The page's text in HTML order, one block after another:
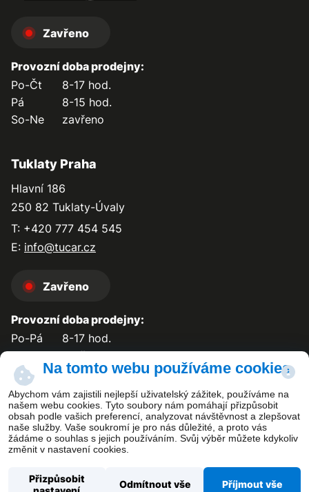
Na tomto webu používáme cookies
Abychom vám zajistili nejlepší uživatelský zážitek, používáme na
našem webu cookies. Tyto soubory nám pomáhají přizpůsobit
obsah podle vašich preferencí, analyzovat návštěvnost a zlepšovat
naše služby. Vaše soukromí je pro nás důležité, a proto vás
žádáme o souhlas s jejich používáním. Svůj výběr můžete kdykoliv
změnit v nastavení cookies.
Přizpůsobit
Odmítnout vše Příjmout vše
Zavřeno
Provozní doba prodejny:
Po-Čt
8-17 hod.
Pá
8-15 hod.
So-Ne
zavřeno
Tuklaty Praha
Hlavní 186
250 82 Tuklaty-Úvaly
T: +420 777 454 545
E: info@tucar.cz
Zavřeno
Provozní doba prodejny:
Po-Pá
8-17 hod.
So-Ne
zavřeno
Kontakt